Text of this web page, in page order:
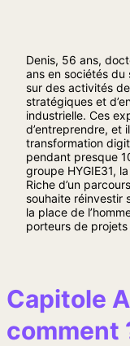
Denis, 56 ans,
ans en sociétés du
sur des activités
stratégiques et
industrielle. Ces
d’entreprendre, et
transformation
pendant presque
groupe HYGIE31,
Riche d’un
souhaite réinvestir
la place de
porteurs de
Capitole
comment